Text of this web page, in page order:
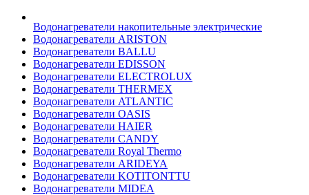
Водонагреватели накопительные электрические
Водонагреватели ARISTON
Водонагреватели BALLU
Водонагреватели EDISSON
Водонагреватели ELECTROLUX
Водонагреватели THERMEX
Водонагреватели ATLANTIC
Водонагреватели OASIS
Водонагреватели HAIER
Водонагреватели CANDY
Водонагреватели Royal Thermo
Водонагреватели ARIDEYA
Водонагреватели KOTITONTTU
Водонагреватели MIDEA